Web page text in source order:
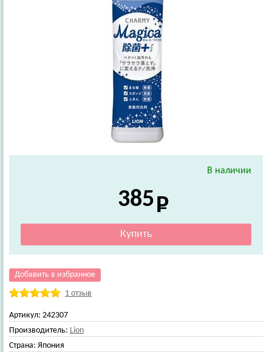
В наличии
385
Добавить в избранное
1 отзыв
Артикул: 242307
Производитель: Lion
Страна: Япония